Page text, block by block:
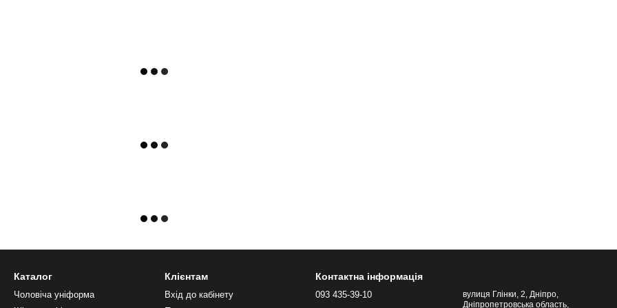
Каталог
Чоловіча уніформа
Клієнтам
Вхід до кабінету
Контактна інформація
093 435-39-10
вулиця Глінки, 2, Дніпро,
Дніпропетровська область,